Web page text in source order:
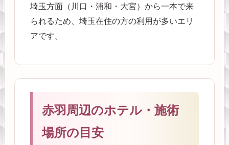
埼玉方面（川口・浦和・大宮）から一本で来
られるため、埼玉在住の方の利用が多いエリ
アです。
赤羽周辺のホテル・施術
場所の目安